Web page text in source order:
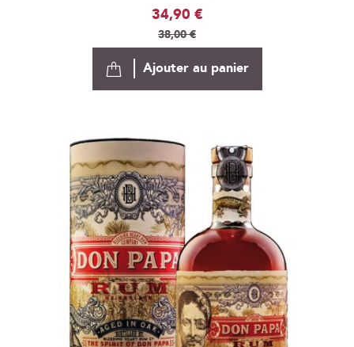
Prix
Spécial
34,90 €
38,00 €
Ajouter au panier